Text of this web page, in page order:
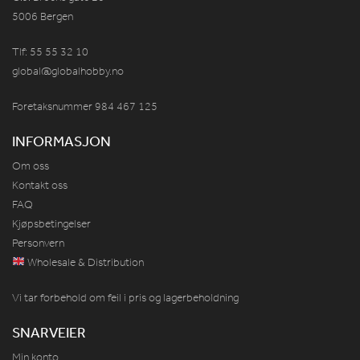
5006 Bergen
Tlf: 55 55 32 10
global@globalhobby.no
Foretaksnummer 984 467 125
INFORMASJON
Om oss
Kontakt oss
FAQ
Kjøpsbetingelser
Personvern
Wholesale & Distribution
Vi tar forbehold om feil i pris og lagerbeholdning
SNARVEIER
Min konto